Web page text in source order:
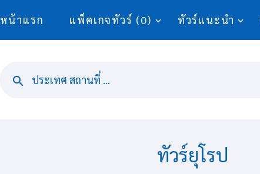
หน้าแรก แพ็คเกจทัวร์ (0) ทัวร์แนะนำ
ประเทศ สถานที่ ...
ทัวร์ยุโรป